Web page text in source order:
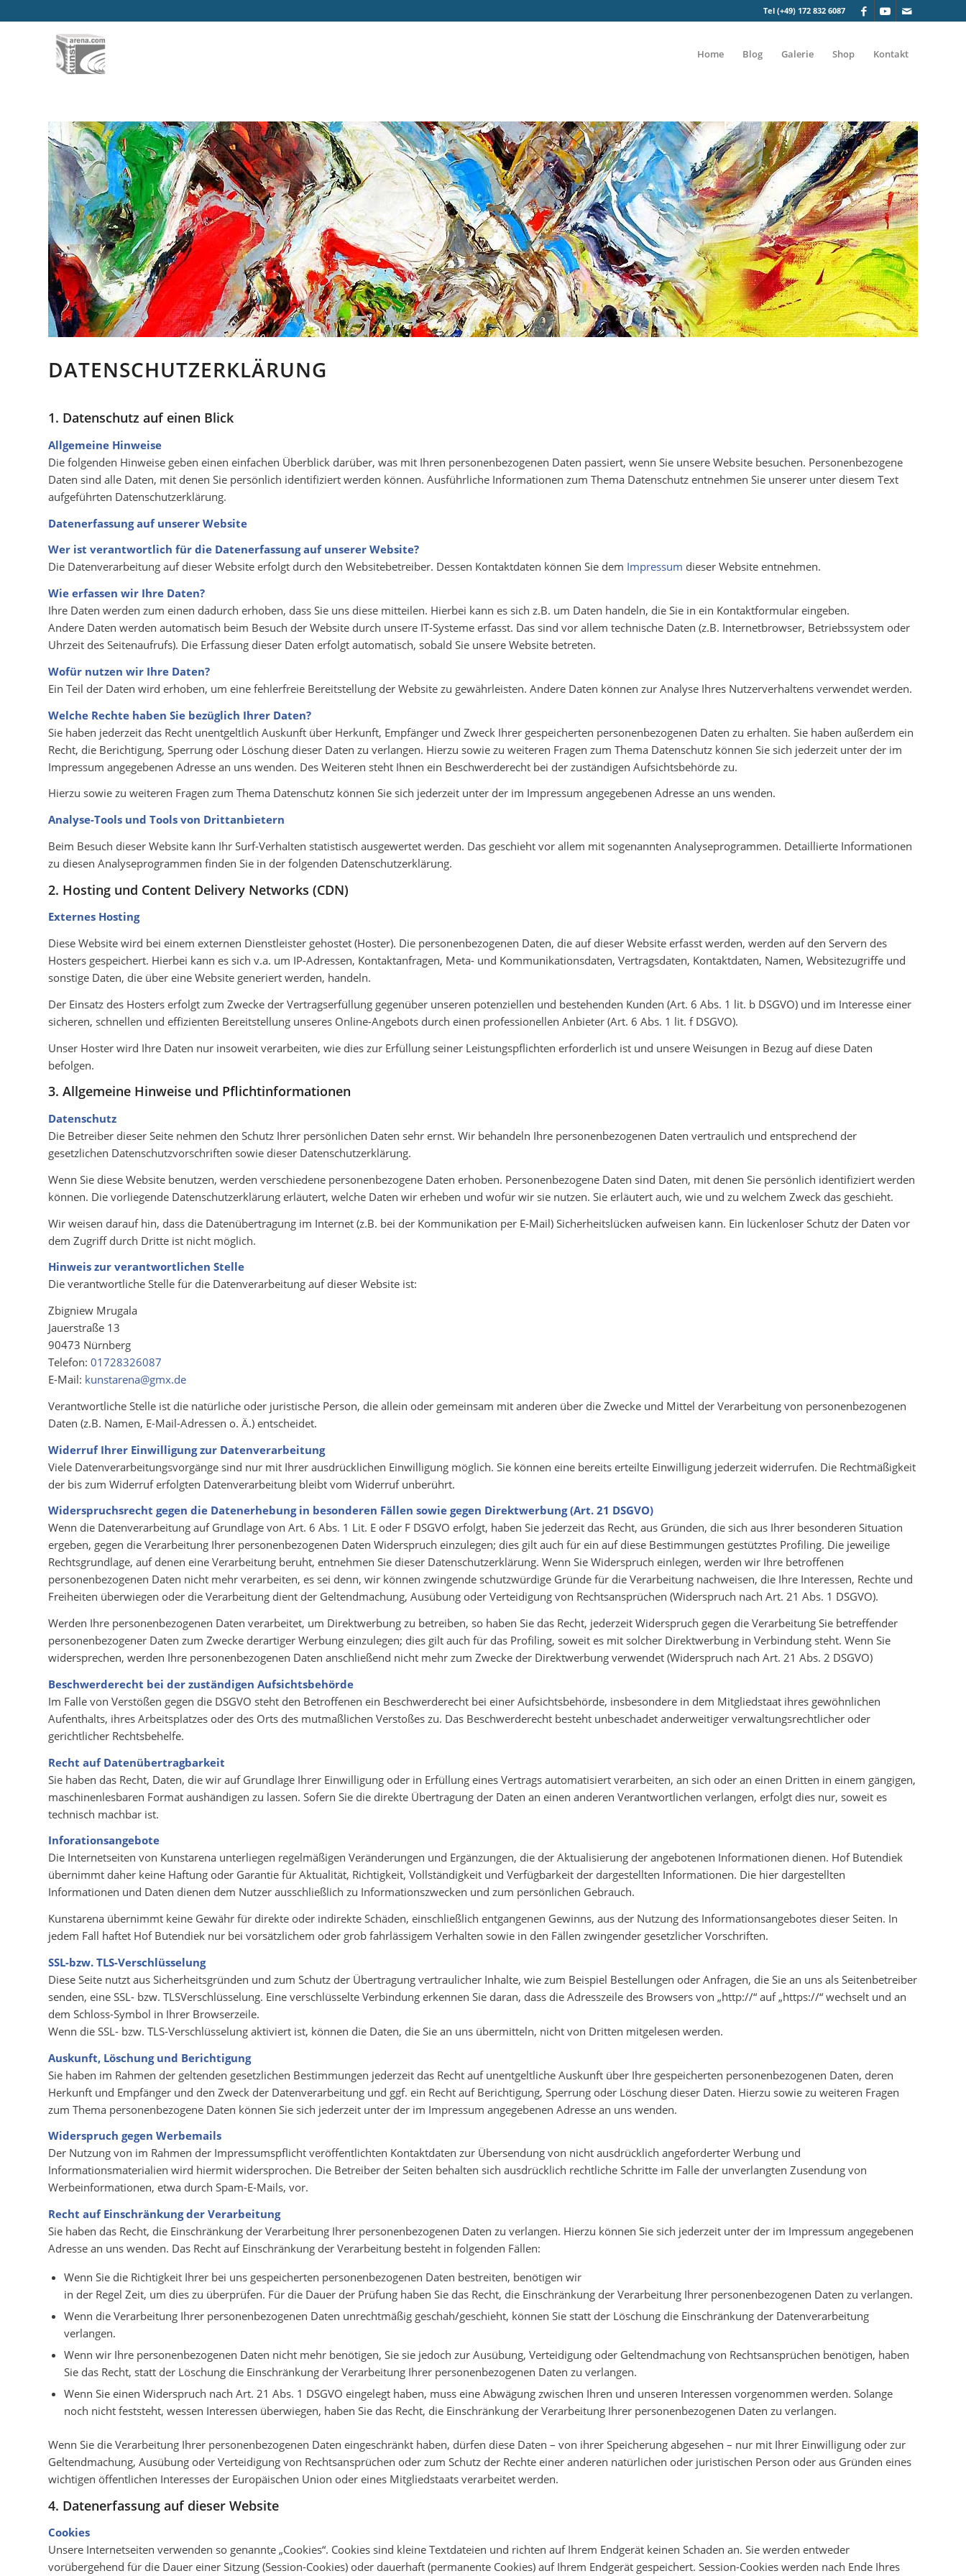
Tel (+49) 172 832 6087
Home Blog Galerie Shop Kontakt
DATENSCHUTZERKLÄRUNG
1. Datenschutz auf einen Blick
Allgemeine Hinweise
Die folgenden Hinweise geben einen einfachen Überblick darüber, was mit Ihren personenbezogenen Daten passiert, wenn Sie unsere Website besuchen. Personenbezogene
Daten sind alle Daten, mit denen Sie persönlich identifiziert werden können. Ausführliche Informationen zum Thema Datenschutz entnehmen Sie unserer unter diesem Text
aufgeführten Datenschutzerklärung.
Datenerfassung auf unserer Website
Wer ist verantwortlich für die Datenerfassung auf unserer Website?
Die Datenverarbeitung auf dieser Website erfolgt durch den Websitebetreiber. Dessen Kontaktdaten können Sie dem Impressum dieser Website entnehmen.
Wie erfassen wir Ihre Daten?
Ihre Daten werden zum einen dadurch erhoben, dass Sie uns diese mitteilen. Hierbei kann es sich z.B. um Daten handeln, die Sie in ein Kontaktformular eingeben.
Andere Daten werden automatisch beim Besuch der Website durch unsere IT-Systeme erfasst. Das sind vor allem technische Daten (z.B. Internetbrowser, Betriebssystem oder
Uhrzeit des Seitenaufrufs). Die Erfassung dieser Daten erfolgt automatisch, sobald Sie unsere Website betreten.
Wofür nutzen wir Ihre Daten?
Ein Teil der Daten wird erhoben, um eine fehlerfreie Bereitstellung der Website zu gewährleisten. Andere Daten können zur Analyse Ihres Nutzerverhaltens verwendet werden.
Welche Rechte haben Sie bezüglich Ihrer Daten?
Sie haben jederzeit das Recht unentgeltlich Auskunft über Herkunft, Empfänger und Zweck Ihrer gespeicherten personenbezogenen Daten zu erhalten. Sie haben außerdem ein
Recht, die Berichtigung, Sperrung oder Löschung dieser Daten zu verlangen. Hierzu sowie zu weiteren Fragen zum Thema Datenschutz können Sie sich jederzeit unter der im
Impressum angegebenen Adresse an uns wenden. Des Weiteren steht Ihnen ein Beschwerderecht bei der zuständigen Aufsichtsbehörde zu.
Hierzu sowie zu weiteren Fragen zum Thema Datenschutz können Sie sich jederzeit unter der im Impressum angegebenen Adresse an uns wenden.
Analyse-Tools und Tools von Drittanbietern
Beim Besuch dieser Website kann Ihr Surf-Verhalten statistisch ausgewertet werden. Das geschieht vor allem mit sogenannten Analyseprogrammen. Detaillierte Informationen
zu diesen Analyseprogrammen finden Sie in der folgenden Datenschutzerklärung.
2. Hosting und Content Delivery Networks (CDN)
Externes Hosting
Diese Website wird bei einem externen Dienstleister gehostet (Hoster). Die personenbezogenen Daten, die auf dieser Website erfasst werden, werden auf den Servern des
Hosters gespeichert. Hierbei kann es sich v.a. um IP-Adressen, Kontaktanfragen, Meta- und Kommunikationsdaten, Vertragsdaten, Kontaktdaten, Namen, Websitezugriffe und
sonstige Daten, die über eine Website generiert werden, handeln.
Der Einsatz des Hosters erfolgt zum Zwecke der Vertragserfüllung gegenüber unseren potenziellen und bestehenden Kunden (Art. 6 Abs. 1 lit. b DSGVO) und im Interesse einer
sicheren, schnellen und effizienten Bereitstellung unseres Online-Angebots durch einen professionellen Anbieter (Art. 6 Abs. 1 lit. f DSGVO).
Unser Hoster wird Ihre Daten nur insoweit verarbeiten, wie dies zur Erfüllung seiner Leistungspflichten erforderlich ist und unsere Weisungen in Bezug auf diese Daten
befolgen.
3. Allgemeine Hinweise und Pflichtinformationen
Datenschutz
Die Betreiber dieser Seite nehmen den Schutz Ihrer persönlichen Daten sehr ernst. Wir behandeln Ihre personenbezogenen Daten vertraulich und entsprechend der
gesetzlichen Datenschutzvorschriften sowie dieser Datenschutzerklärung.
Wenn Sie diese Website benutzen, werden verschiedene personenbezogene Daten erhoben. Personenbezogene Daten sind Daten, mit denen Sie persönlich identifiziert werden
können. Die vorliegende Datenschutzerklärung erläutert, welche Daten wir erheben und wofür wir sie nutzen. Sie erläutert auch, wie und zu welchem Zweck das geschieht.
Wir weisen darauf hin, dass die Datenübertragung im Internet (z.B. bei der Kommunikation per E-Mail) Sicherheitslücken aufweisen kann. Ein lückenloser Schutz der Daten vor
dem Zugriff durch Dritte ist nicht möglich.
Hinweis zur verantwortlichen Stelle
Die verantwortliche Stelle für die Datenverarbeitung auf dieser Website ist:
Zbigniew Mrugala
Jauerstraße 13
90473 Nürnberg
Telefon: 01728326087
E-Mail: kunstarena@gmx.de
Verantwortliche Stelle ist die natürliche oder juristische Person, die allein oder gemeinsam mit anderen über die Zwecke und Mittel der Verarbeitung von personenbezogenen
Daten (z.B. Namen, E-Mail-Adressen o. Ä.) entscheidet.
Widerruf Ihrer Einwilligung zur Datenverarbeitung
Viele Datenverarbeitungsvorgänge sind nur mit Ihrer ausdrücklichen Einwilligung möglich. Sie können eine bereits erteilte Einwilligung jederzeit widerrufen. Die Rechtmäßigkeit
der bis zum Widerruf erfolgten Datenverarbeitung bleibt vom Widerruf unberührt.
Widerspruchsrecht gegen die Datenerhebung in besonderen Fällen sowie gegen Direktwerbung (Art. 21 DSGVO)
Wenn die Datenverarbeitung auf Grundlage von Art. 6 Abs. 1 Lit. E oder F DSGVO erfolgt, haben Sie jederzeit das Recht, aus Gründen, die sich aus Ihrer besonderen Situation
ergeben, gegen die Verarbeitung Ihrer personenbezogenen Daten Widerspruch einzulegen; dies gilt auch für ein auf diese Bestimmungen gestütztes Profiling. Die jeweilige
Rechtsgrundlage, auf denen eine Verarbeitung beruht, entnehmen Sie dieser Datenschutzerklärung. Wenn Sie Widerspruch einlegen, werden wir Ihre betroffenen
personenbezogenen Daten nicht mehr verarbeiten, es sei denn, wir können zwingende schutzwürdige Gründe für die Verarbeitung nachweisen, die Ihre Interessen, Rechte und
Freiheiten überwiegen oder die Verarbeitung dient der Geltendmachung, Ausübung oder Verteidigung von Rechtsansprüchen (Widerspruch nach Art. 21 Abs. 1 DSGVO).
Werden Ihre personenbezogenen Daten verarbeitet, um Direktwerbung zu betreiben, so haben Sie das Recht, jederzeit Widerspruch gegen die Verarbeitung Sie betreffender
personenbezogener Daten zum Zwecke derartiger Werbung einzulegen; dies gilt auch für das Profiling, soweit es mit solcher Direktwerbung in Verbindung steht. Wenn Sie
widersprechen, werden Ihre personenbezogenen Daten anschließend nicht mehr zum Zwecke der Direktwerbung verwendet (Widerspruch nach Art. 21 Abs. 2 DSGVO)
Beschwerderecht bei der zuständigen Aufsichtsbehörde
Im Falle von Verstößen gegen die DSGVO steht den Betroffenen ein Beschwerderecht bei einer Aufsichtsbehörde, insbesondere in dem Mitgliedstaat ihres gewöhnlichen
Aufenthalts, ihres Arbeitsplatzes oder des Orts des mutmaßlichen Verstoßes zu. Das Beschwerderecht besteht unbeschadet anderweitiger verwaltungsrechtlicher oder
gerichtlicher Rechtsbehelfe.
Recht auf Datenübertragbarkeit
Sie haben das Recht, Daten, die wir auf Grundlage Ihrer Einwilligung oder in Erfüllung eines Vertrags automatisiert verarbeiten, an sich oder an einen Dritten in einem gängigen,
maschinenlesbaren Format aushändigen zu lassen. Sofern Sie die direkte Übertragung der Daten an einen anderen Verantwortlichen verlangen, erfolgt dies nur, soweit es
technisch machbar ist.
Inforationsangebote
Die Internetseiten von Kunstarena unterliegen regelmäßigen Veränderungen und Ergänzungen, die der Aktualisierung der angebotenen Informationen dienen. Hof Butendiek
übernimmt daher keine Haftung oder Garantie für Aktualität, Richtigkeit, Vollständigkeit und Verfügbarkeit der dargestellten Informationen. Die hier dargestellten
Informationen und Daten dienen dem Nutzer ausschließlich zu Informationszwecken und zum persönlichen Gebrauch.
Kunstarena übernimmt keine Gewähr für direkte oder indirekte Schäden, einschließlich entgangenen Gewinns, aus der Nutzung des Informationsangebotes dieser Seiten. In
jedem Fall haftet Hof Butendiek nur bei vorsätzlichem oder grob fahrlässigem Verhalten sowie in den Fällen zwingender gesetzlicher Vorschriften.
SSL-bzw. TLS-Verschlüsselung
Diese Seite nutzt aus Sicherheitsgründen und zum Schutz der Übertragung vertraulicher Inhalte, wie zum Beispiel Bestellungen oder Anfragen, die Sie an uns als Seitenbetreiber
senden, eine SSL- bzw. TLSVerschlüsselung. Eine verschlüsselte Verbindung erkennen Sie daran, dass die Adresszeile des Browsers von „http://“ auf „https://“ wechselt und an
dem Schloss-Symbol in Ihrer Browserzeile.
Wenn die SSL- bzw. TLS-Verschlüsselung aktiviert ist, können die Daten, die Sie an uns übermitteln, nicht von Dritten mitgelesen werden.
Auskunft, Löschung und Berichtigung
Sie haben im Rahmen der geltenden gesetzlichen Bestimmungen jederzeit das Recht auf unentgeltliche Auskunft über Ihre gespeicherten personenbezogenen Daten, deren
Herkunft und Empfänger und den Zweck der Datenverarbeitung und ggf. ein Recht auf Berichtigung, Sperrung oder Löschung dieser Daten. Hierzu sowie zu weiteren Fragen
zum Thema personenbezogene Daten können Sie sich jederzeit unter der im Impressum angegebenen Adresse an uns wenden.
Widerspruch gegen Werbemails
Der Nutzung von im Rahmen der Impressumspflicht veröffentlichten Kontaktdaten zur Übersendung von nicht ausdrücklich angeforderter Werbung und
Informationsmaterialien wird hiermit widersprochen. Die Betreiber der Seiten behalten sich ausdrücklich rechtliche Schritte im Falle der unverlangten Zusendung von
Werbeinformationen, etwa durch Spam-E-Mails, vor.
Recht auf Einschränkung der Verarbeitung
Sie haben das Recht, die Einschränkung der Verarbeitung Ihrer personenbezogenen Daten zu verlangen. Hierzu können Sie sich jederzeit unter der im Impressum angegebenen
Adresse an uns wenden. Das Recht auf Einschränkung der Verarbeitung besteht in folgenden Fällen:
Wenn Sie die Richtigkeit Ihrer bei uns gespeicherten personenbezogenen Daten bestreiten, benötigen wir
in der Regel Zeit, um dies zu überprüfen. Für die Dauer der Prüfung haben Sie das Recht, die Einschränkung der Verarbeitung Ihrer personenbezogenen Daten zu verlangen.
Wenn die Verarbeitung Ihrer personenbezogenen Daten unrechtmäßig geschah/geschieht, können Sie statt der Löschung die Einschränkung der Datenverarbeitung
verlangen.
Wenn wir Ihre personenbezogenen Daten nicht mehr benötigen, Sie sie jedoch zur Ausübung, Verteidigung oder Geltendmachung von Rechtsansprüchen benötigen, haben
Sie das Recht, statt der Löschung die Einschränkung der Verarbeitung Ihrer personenbezogenen Daten zu verlangen.
Wenn Sie einen Widerspruch nach Art. 21 Abs. 1 DSGVO eingelegt haben, muss eine Abwägung zwischen Ihren und unseren Interessen vorgenommen werden. Solange
noch nicht feststeht, wessen Interessen überwiegen, haben Sie das Recht, die Einschränkung der Verarbeitung Ihrer personenbezogenen Daten zu verlangen.
Wenn Sie die Verarbeitung Ihrer personenbezogenen Daten eingeschränkt haben, dürfen diese Daten – von ihrer Speicherung abgesehen – nur mit Ihrer Einwilligung oder zur
Geltendmachung, Ausübung oder Verteidigung von Rechtsansprüchen oder zum Schutz der Rechte einer anderen natürlichen oder juristischen Person oder aus Gründen eines
wichtigen öffentlichen Interesses der Europäischen Union oder eines Mitgliedstaats verarbeitet werden.
4. Datenerfassung auf dieser Website
Cookies
Unsere Internetseiten verwenden so genannte „Cookies“. Cookies sind kleine Textdateien und richten auf Ihrem Endgerät keinen Schaden an. Sie werden entweder
vorübergehend für die Dauer einer Sitzung (Session-Cookies) oder dauerhaft (permanente Cookies) auf Ihrem Endgerät gespeichert. Session-Cookies werden nach Ende Ihres